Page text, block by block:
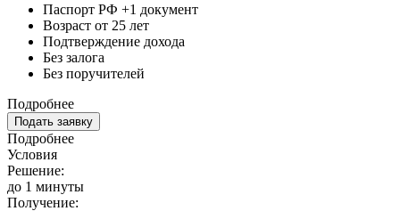
Паспорт РФ +1 документ
Возраст от 25 лет
Подтверждение дохода
Без залога
Без поручителей
Подробнее
Подать заявку
Подробнее
Условия
Решение:
до 1 минуты
Получение: